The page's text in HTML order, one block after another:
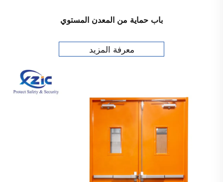
باب حماية من المعدن المستوي
معرفة المزيد